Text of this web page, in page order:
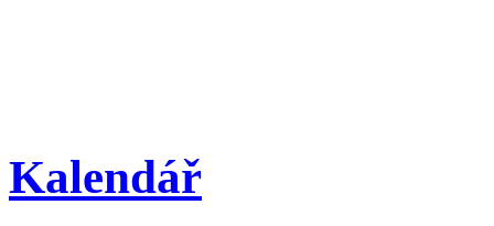
Kalendář